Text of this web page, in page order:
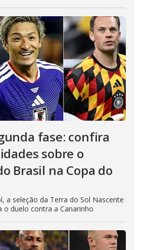
fase: confira
sobre o
Brasil na Copa do
a seleção da Terra do Sol Nascente
o duelo contra a Canarinho